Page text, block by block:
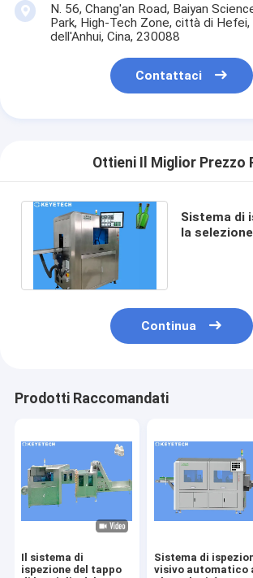
N. 56, Chang'an Road, Baiyan
Park, High-Tech Zone, città di Hefei,
dell'Anhui, Cina, 230088
Contattaci
Ottieni Il Miglior Prezzo
Sistema di
la
Continua
Prodotti Raccomandati
Il sistema di
ispezione del tappo
Sistema di
visivo automatico